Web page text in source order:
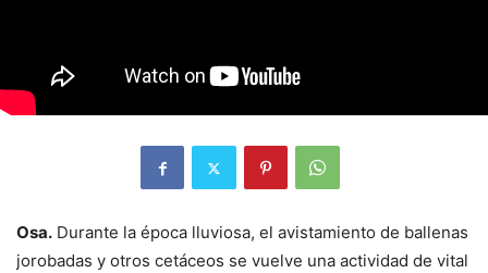
Osa. Durante la época lluviosa, el avistamiento de ballenas
jorobadas y otros cetáceos se vuelve una actividad de vital